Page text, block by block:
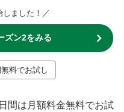
しました！／
ズン2をみる
料でお試し
間は月額料金無料でお試